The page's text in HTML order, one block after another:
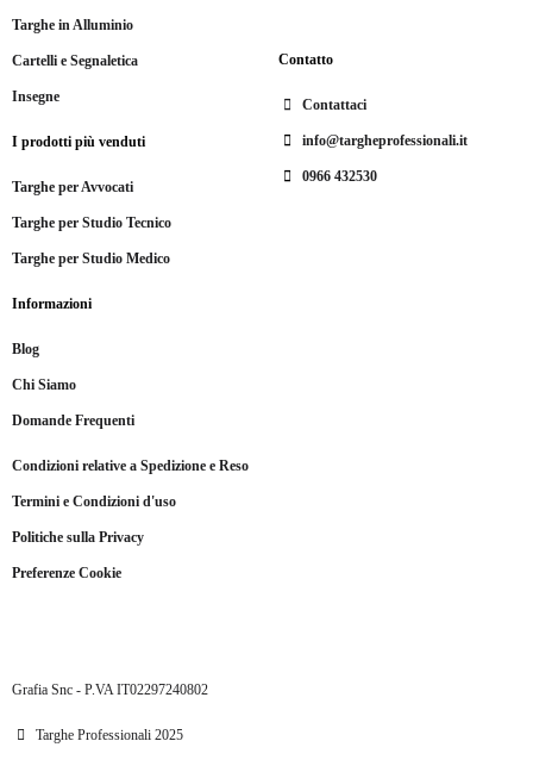
Targhe in Alluminio
Cartelli e Segnaletica
Insegne
I prodotti più venduti
Targhe per Avvocati
Targhe per Studio Tecnico
Targhe per Studio Medico
Contatto
Contattaci
info@targheprofessionali.it
0966 432530
Informazioni
Blog
Chi Siamo
Domande Frequenti
Condizioni relative a Spedizione e Reso
Termini e Condizioni d'uso
Politiche sulla Privacy
Preferenze Cookie
Grafia Snc - P.VA IT02297240802
Targhe Professionali 2025